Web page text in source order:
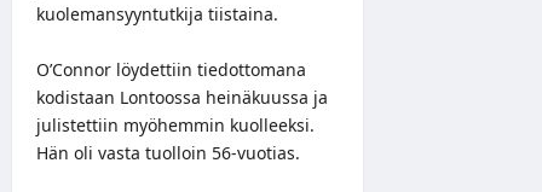
kuolemansyyntutkija tiistaina.
O’Connor löydettiin tiedottomana
kodistaan Lontoossa heinäkuussa ja
julistettiin myöhemmin kuolleeksi.
Hän oli vasta tuolloin 56-vuotias.